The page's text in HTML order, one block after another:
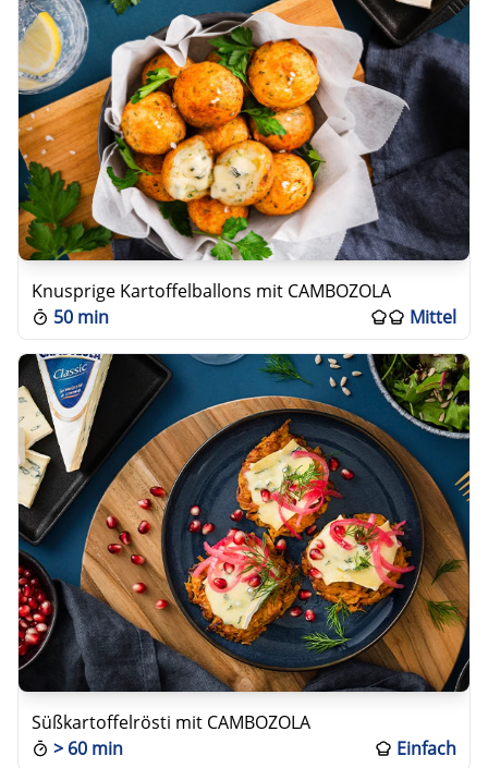
Knusprige Kartoffelballons mit CAMBOZOLA
50 min
Mittel
Süßkartoffelrösti mit CAMBOZOLA
> 60 min Einfach